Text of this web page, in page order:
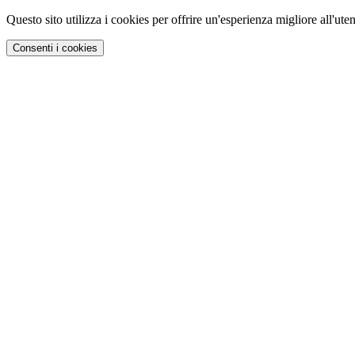
Questo sito utilizza i cookies per offrire un'esperienza migliore
Consenti i cookies